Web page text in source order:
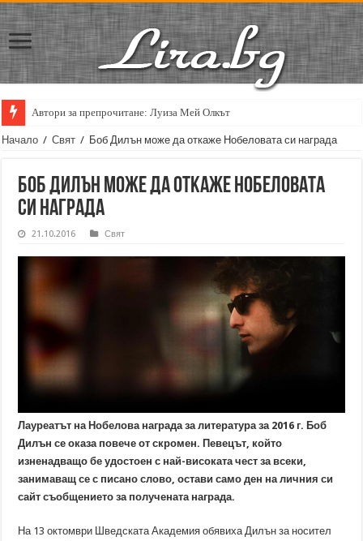
Автори за препрочитане: Луиза Мей Олкът
Начало / Свят / Боб Дилън може да откаже Нобеловата си награда
Боб Дилън може да откаже Нобеловата
си награда
21.10.2016 Свят
Лауреатът на Нобелова награда за литература за 2016 г. Боб
Дилън се оказа повече от скромен. Певецът, който
изненадващо бе удостоен с най-високата чест за всеки,
занимаващ се с писано слово, остави само ден на личния си
сайт съобщението за получената награда.
На 13 октомври Шведската Академия обявиха Дилън за носител